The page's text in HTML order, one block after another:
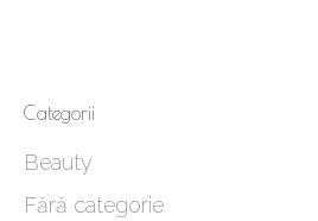
Categorii
Beauty
Fără categorie